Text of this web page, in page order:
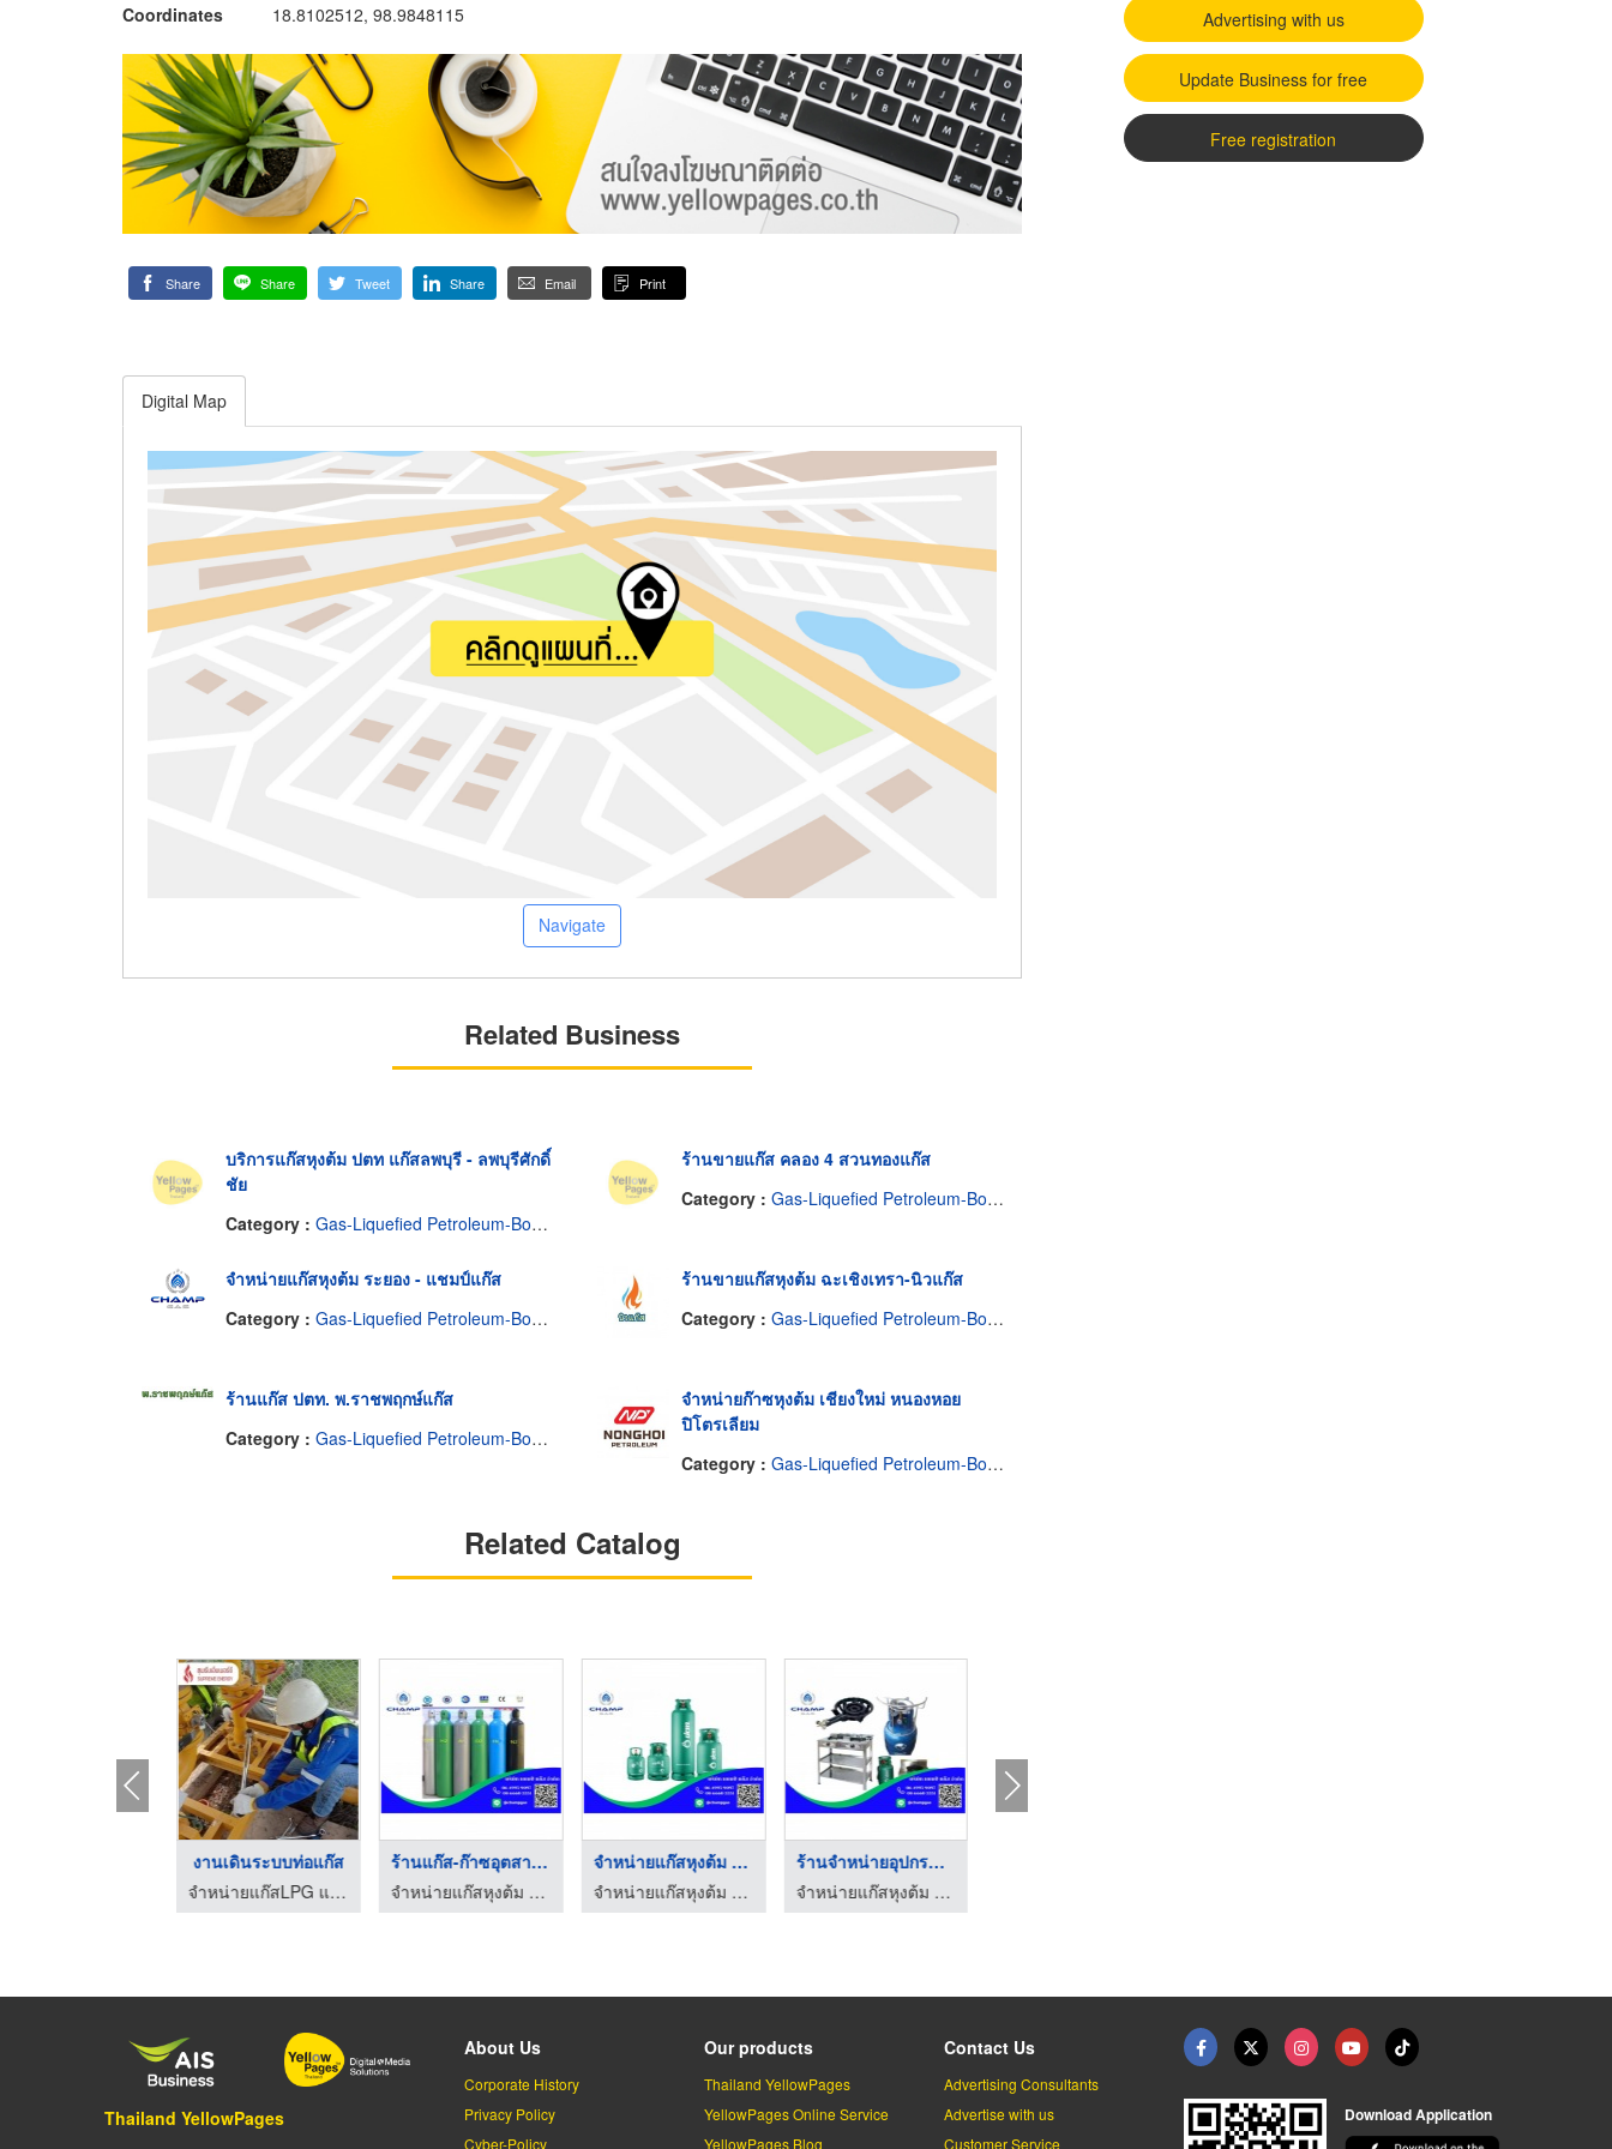
Coordinates 18.8102512, 98.9848115
Share Share Tweet Share Email Print
Digital Map
Navigate
Related Business
บริการแก๊สหุงต้ม ปตท แก๊สลพบุรี - ลพบุรีศักดิ์
ชัย
Category : Gas-Liquefied Petroleum-Bottled & Bulk
ร้านขายแก๊ส คลอง 4 สวนทองแก๊ส
Category : Gas-Liquefied Petroleum-Bottled & Bulk
จำหน่ายแก๊สหุงต้ม ระยอง - แชมป์แก๊ส
Category : Gas-Liquefied Petroleum-Bottled & Bulk
ร้านขายแก๊สหุงต้ม ฉะเชิงเทรา-นิวแก๊ส
Category : Gas-Liquefied Petroleum-Bottled & Bulk
ร้านแก๊ส ปตท. พ.ราชพฤกษ์แก๊ส
Category : Gas-Liquefied Petroleum-Bottled & Bulk
จำหน่ายก๊าซหุงต้ม เชียงใหม่ หนองหอย
ปิโตรเลียม
Category : Gas-Liquefied Petroleum-Bottled & Bulk
Related Catalog
งานเดินระบบท่อแก๊ส
จำหน่ายแก๊สLPG แก๊สหุงต้ม - สุพรีม เอ็นเนอร์ยี
ร้านแก๊ส-ก๊าซอุตสาหก ...
จำหน่ายแก๊สหุงต้ม ระยอง - แชมป์แก๊ส
จำหน่ายแก๊สหุงต้ม ปต ...
จำหน่ายแก๊สหุงต้ม ระยอง - แชมป์แก๊ส
ร้านจำหน่ายอุปกรณ์แก ...
จำหน่ายแก๊สหุงต้ม ระยอง - แชมป์แก๊ส
Advertising with us
Update Business for free
Free registration
Thailand YellowPages
About Us
Corporate History
Privacy Policy
Cyber-Policy
Our products
Thailand YellowPages
YellowPages Online Service
YellowPages Blog
Contact Us
Advertising Consultants
Advertise with us
Customer Service
Download Application